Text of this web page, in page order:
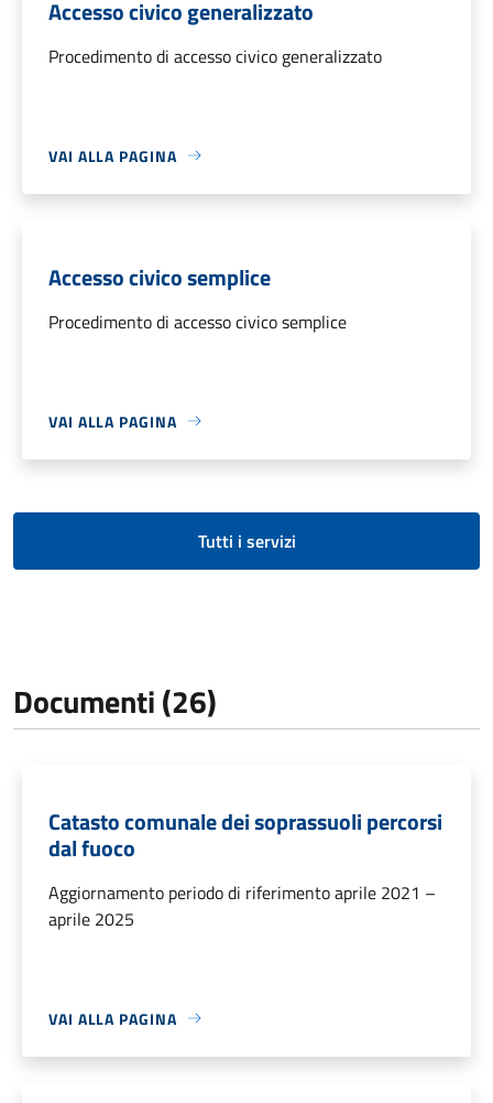
Accesso civico generalizzato
Procedimento di accesso civico generalizzato
VAI ALLA PAGINA
Accesso civico semplice
Procedimento di accesso civico semplice
VAI ALLA PAGINA
Tutti i servizi
Documenti (26)
Catasto comunale dei soprassuoli percorsi
dal fuoco
Aggiornamento periodo di riferimento aprile 2021 –
aprile 2025
VAI ALLA PAGINA